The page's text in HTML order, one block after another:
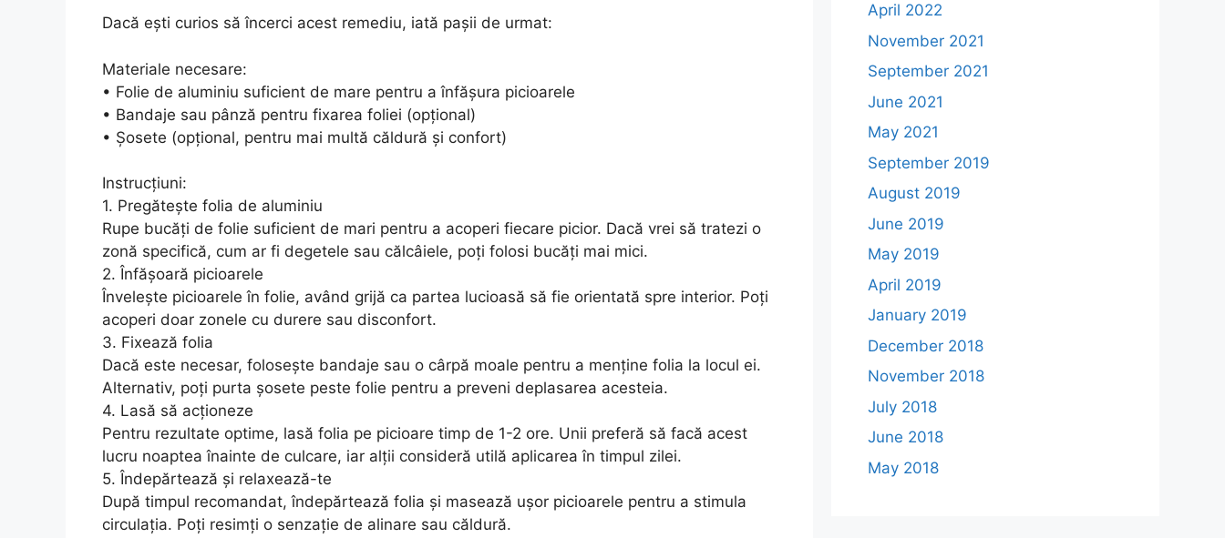
Dacă ești curios să încerci acest remediu, iată pașii de urmat:
Materiale necesare:
• Folie de aluminiu suficient de mare pentru a înfășura picioarele
• Bandaje sau pânză pentru fixarea foliei (opțional)
• Șosete (opțional, pentru mai multă căldură și confort)
Instrucțiuni:
1. Pregătește folia de aluminiu
Rupe bucăți de folie suficient de mari pentru a acoperi fiecare picior. Dacă vrei să tratezi o
zonă specifică, cum ar fi degetele sau călcâiele, poți folosi bucăți mai mici.
2. Înfășoară picioarele
Învelește picioarele în folie, având grijă ca partea lucioasă să fie orientată spre interior. Poți
acoperi doar zonele cu durere sau disconfort.
3. Fixează folia
Dacă este necesar, folosește bandaje sau o cârpă moale pentru a menține folia la locul ei.
Alternativ, poți purta șosete peste folie pentru a preveni deplasarea acesteia.
4. Lasă să acționeze
Pentru rezultate optime, lasă folia pe picioare timp de 1-2 ore. Unii preferă să facă acest
lucru noaptea înainte de culcare, iar alții consideră utilă aplicarea în timpul zilei.
5. Îndepărtează și relaxează-te
După timpul recomandat, îndepărtează folia și masează ușor picioarele pentru a stimula
circulația. Poți resimți o senzație de alinare sau căldură.
April 2022
November 2021
September 2021
June 2021
May 2021
September 2019
August 2019
June 2019
May 2019
April 2019
January 2019
December 2018
November 2018
July 2018
June 2018
May 2018